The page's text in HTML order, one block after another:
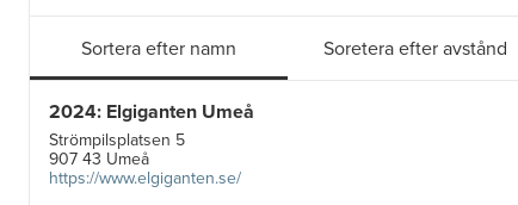
Sortera efter namn Soretera efter avstånd
2024: Elgiganten Umeå
Strömpilsplatsen 5
907 43 Umeå
https://www.elgiganten.se/